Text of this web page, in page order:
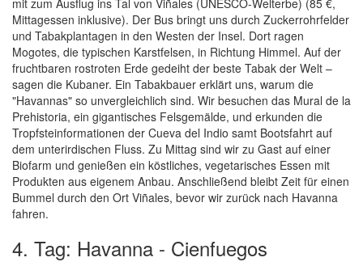
mit zum Ausflug ins Tal von Viñales (UNESCO-Welterbe) (85 €,
Mittagessen inklusive). Der Bus bringt uns durch Zuckerrohrfelder
und Tabakplantagen in den Westen der Insel. Dort ragen
Mogotes, die typischen Karstfelsen, in Richtung Himmel. Auf der
fruchtbaren rostroten Erde gedeiht der beste Tabak der Welt –
sagen die Kubaner. Ein Tabakbauer erklärt uns, warum die
"Havannas" so unvergleichlich sind. Wir besuchen das Mural de la
Prehistoria, ein gigantisches Felsgemälde, und erkunden die
Tropfsteinformationen der Cueva del Indio samt Bootsfahrt auf
dem unterirdischen Fluss. Zu Mittag sind wir zu Gast auf einer
Biofarm und genießen ein köstliches, vegetarisches Essen mit
Produkten aus eigenem Anbau. Anschließend bleibt Zeit für einen
Bummel durch den Ort Viñales, bevor wir zurück nach Havanna
fahren.
4. Tag: Havanna - Cienfuegos